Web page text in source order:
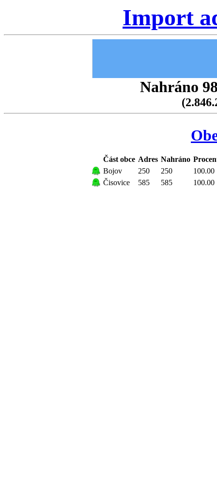
Import
Nahráno
Část obce Adres Nahráno
Bojov
250 250
100.00
Čisovice
585 585 100.00